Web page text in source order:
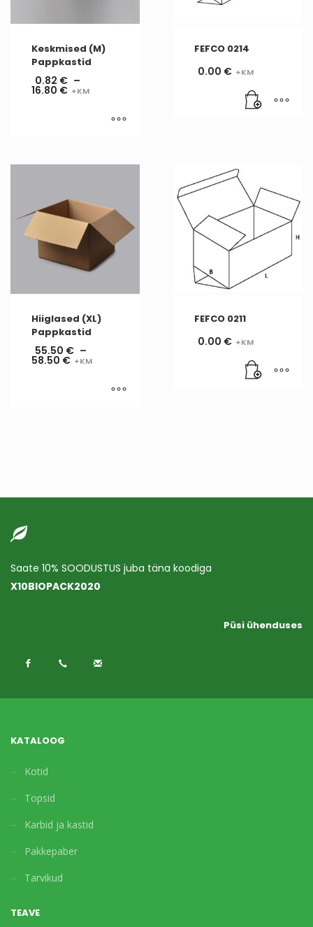
Keskmised (M)
Pappkastid
0.82 € –
16.80 €
FEFCO 0214
0.00 €
Hiiglased (XL)
Pappkastid
55.50 € –
58.50 €
FEFCO 0211
0.00 €
Saate 10% SOODUSTUS juba täna koodiga
X10BIOPACK2020
Püsi ühenduses
KATALOOG
Kotid
Topsid
Karbid ja kastid
Pakkepaber
Tarvikud
TEAVE